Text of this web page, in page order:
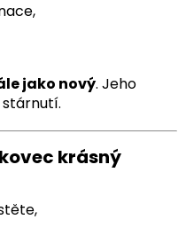
jako nový. Jeho
krásný